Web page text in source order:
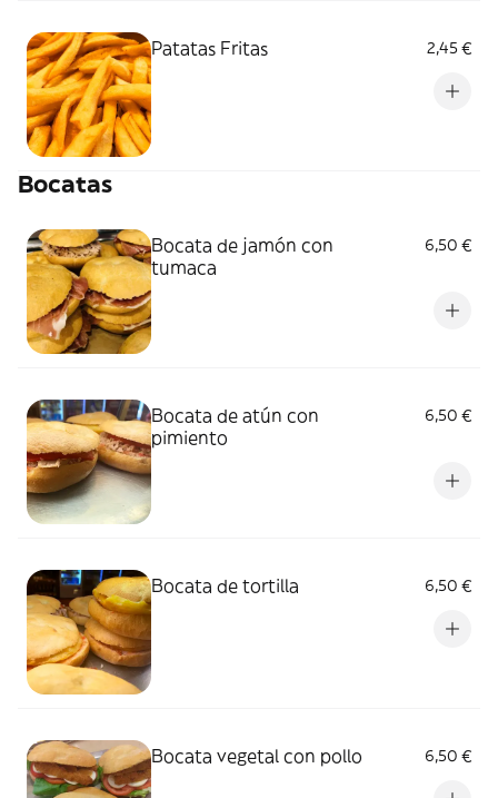
Patatas Fritas 2,45 €
Bocatas
Bocata de jamón con
tumaca
6,50 €
Bocata de atún con
pimiento
6,50 €
Bocata de tortilla 6,50 €
Bocata vegetal con pollo 6,50 €